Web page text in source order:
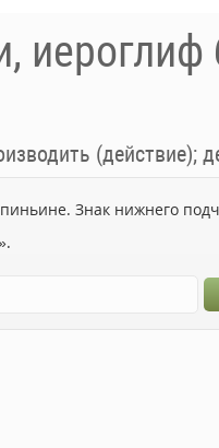
иероглиф
вырабатывать; работать;
Знак нижнего